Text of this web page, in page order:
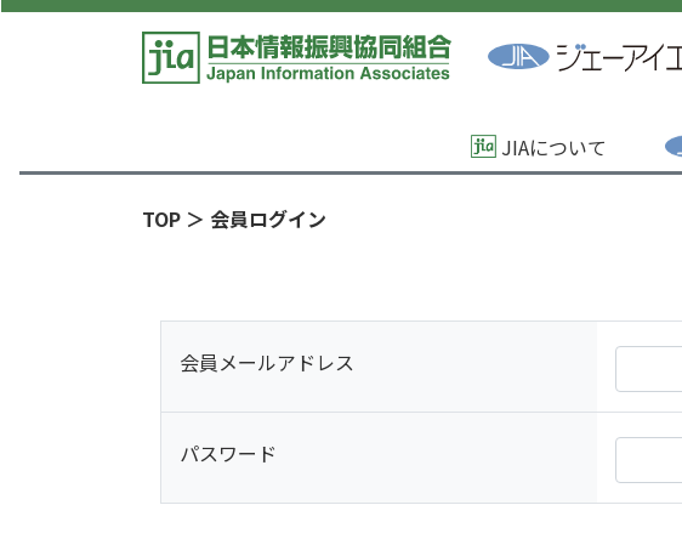
JIAについて
TOP ＞ 会員ログイン
会員メールアドレス
パスワード